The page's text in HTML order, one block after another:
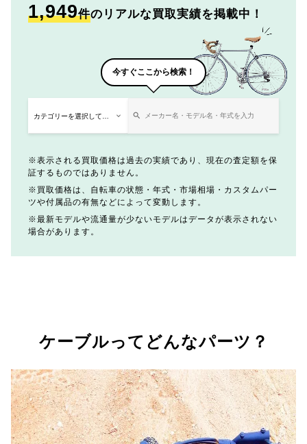
1,949件のリアルな買取実績を掲載中！
今すぐここから検索！
表示される買取価格は過去の実績であり、現在の査定額を保
証するものではありません。
買取価格は、自転車の状態・年式・市場相場・カスタムパー
ツや付属品の有無などによって変動します。
最新モデルや流通量が少ないモデルはデータが表示されない
場合があります。
ケーブルってどんなパーツ？